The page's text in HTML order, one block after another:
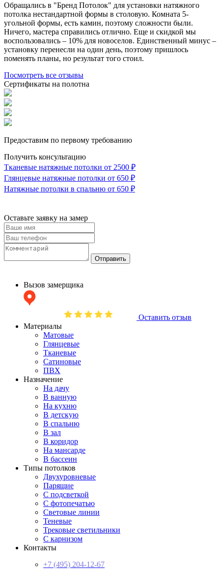
Обращались в "Бренд Потолок" для установки натяжного
потолка нестандартной формы в столовую. Комната 5-
угольной формы, есть камин, поэтому сложности были.
Ничего, мастера справились отлично. Еще и скидкой мы
воспользовались – 10% для новоселов. Единственный минус –
установку перенесли на один день, поэтому пришлось
поменять планы, но результат того стоил.
Посмотреть все отзывы
Сертификаты на полотна
Предоставим по первому требованию
Получить консультацию
Тканевые натяжные потолки от 2500 ₽
Глянцевые натяжные потолки от 650 ₽
Натяжные потолки в спальню от 650 ₽
Оставьте заявку на замер
Отправить
Вызов замерщика
Оставить отзыв
Материалы
Матовые
Глянцевые
Тканевые
Сатиновые
ПВХ
Назначение
На дачу
В ванную
На кухню
В детскую
В спальню
В зал
В коридор
На мансарде
В бассеин
Типы потолков
Двухуровневые
Парящие
С подсветкой
С фотопечатью
Световые линии
Теневые
Трековые светильники
С карнизом
Контакты
+7 (495) 204-12-67